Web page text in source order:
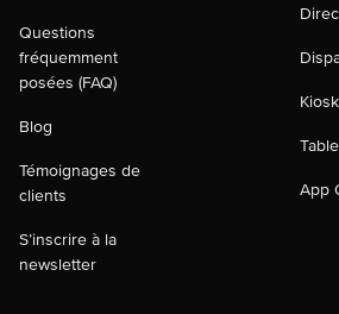
Questions
fréquemment
posées (FAQ)
Blog
Témoignages de
clients
S’inscrire à la
newsletter
Kiosk
App